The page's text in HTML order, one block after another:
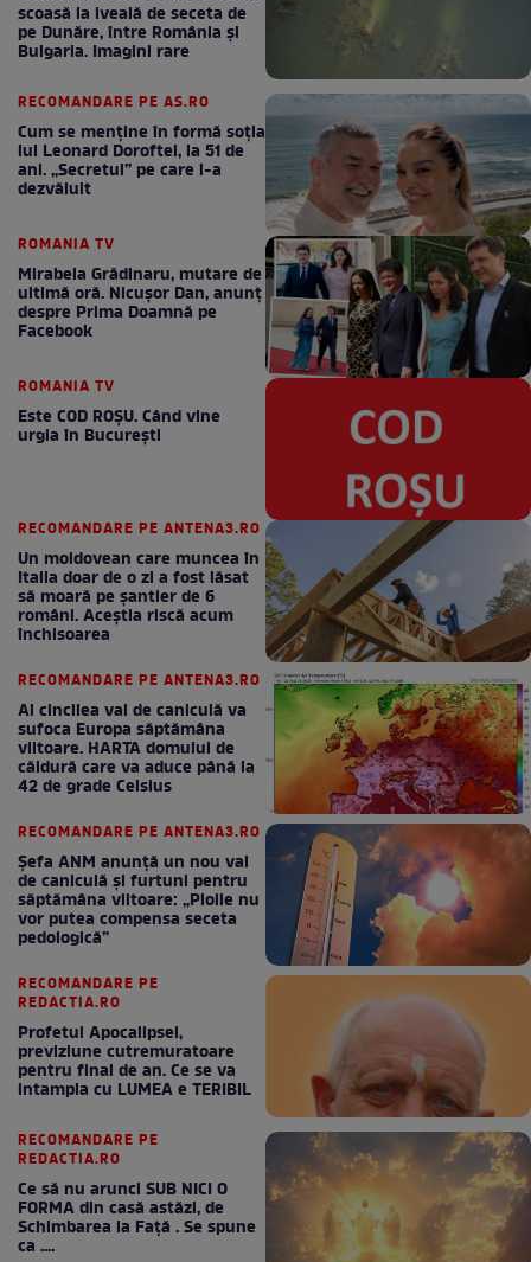
scoasă la iveală de seceta de
pe Dunăre, între România şi
Bulgaria. Imagini rare
RECOMANDARE PE AS.RO
Cum se menţine în formă soţia
lui Leonard Doroftei, la 51 de
ani. „Secretul” pe care l-a
dezvăluit
ROMANIA TV
Mirabela Grădinaru, mutare de
ultimă oră. Nicuşor Dan, anunţ
despre Prima Doamnă pe
Facebook
ROMANIA TV
Este COD ROŞU. Când vine
urgia în Bucureşti
RECOMANDARE PE ANTENA3.RO
Un moldovean care muncea în
Italia doar de o zi a fost lăsat
să moară pe şantier de 6
români. Aceștia riscă acum
închisoarea
RECOMANDARE PE ANTENA3.RO
Al cincilea val de caniculă va
sufoca Europa săptămâna
viitoare. HARTA domului de
căldură care va aduce până la
42 de grade Celsius
RECOMANDARE PE ANTENA3.RO
Șefa ANM anunță un nou val
de caniculă și furtuni pentru
săptămâna viitoare: „Ploile nu
vor putea compensa seceta
pedologică”
RECOMANDARE PE
REDACTIA.RO
Profetul Apocalipsei,
previziune cutremuratoare
pentru final de an. Ce se va
intampla cu LUMEA e TERIBIL
RECOMANDARE PE
REDACTIA.RO
Ce să nu arunci SUB NICI O
FORMA din casă astăzi, de
Schimbarea la Față . Se spune
ca ....